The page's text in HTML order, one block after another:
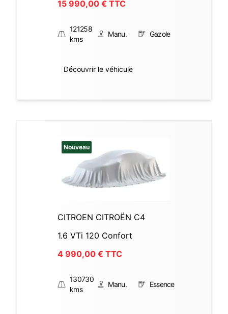
15 990,00 € TTC
121258
kms
Manu. Gazole
Découvrir le véhicule
Nouveau
CITROEN CITROËN C4
1.6 VTi 120 Confort
4 990,00 € TTC
130730
kms
Manu. Essence